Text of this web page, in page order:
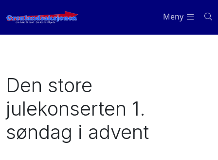
Meny
Den store
julekonserten 1.
søndag i advent